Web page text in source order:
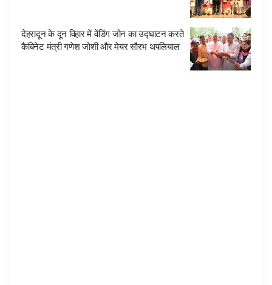
देहरादून के दून विहार में वेंडिंग जोन का उद्घाटन करते
कैबिनेट मंत्री गणेश जोशी और मेयर सौरभ थपलियाल